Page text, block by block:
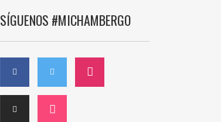
SÍGUENOS #MICHAMBERGO